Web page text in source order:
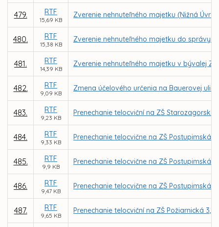
479. RTF
15,69 KB
Zverenie nehnuteľného majetku (Nižná
480. RTF
15,38 KB
Zverenie nehnuteľného majetku do správy
481. RTF
14,39 KB
Zverenie nehnuteľného majetku v bývalej
482. RTF
9,09 KB
Zmena účelového určenia na Bauerovej ulici
483. RTF
9,23 KB
Prenechanie telocviční na ZŠ
484. RTF
9,33 KB
Prenechanie telocvične na ZŠ Postupimská
485. RTF
9,9 KB
Prenechanie telocvične na ZŠ Postupimská
486. RTF
9,47 KB
Prenechanie telocvične na ZŠ Postupimská
487. RTF
9,65 KB
Prenechanie telocviční na ZŠ Požiarnická 3,